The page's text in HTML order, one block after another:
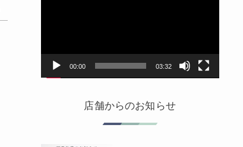
00:00 03:32
店舗からのお知らせ